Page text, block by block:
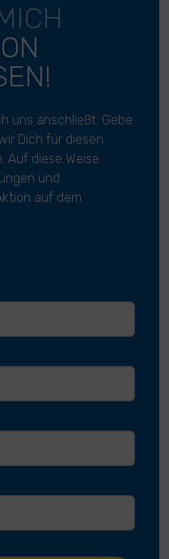
uns anschließt. Gebe
Dich für diesen
Auf diese Weise
und
auf dem